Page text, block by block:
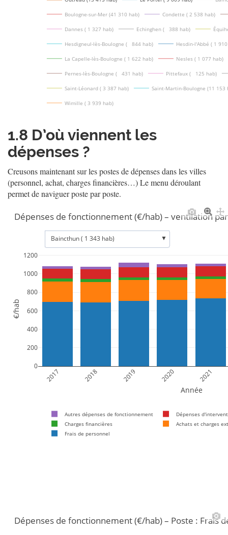
Boulogne-sur-Mer (41 310 hab) Condette ( 2 538 hab)
Dannes ( 1 327 hab) Echinghen (   388 hab)
Hesdigneul-lès-Boulogne (   844 hab) Hesdin-l'Abbé ( 1
La Capelle-lès-Boulogne ( 1 622 hab) Nesles ( 1 077 hab)
Pernes-lès-Boulogne (   431 hab) Pittefaux (   125 hab)
Saint-Léonard ( 3 387 hab) Saint-Martin-Boulogne (11 153
Wimille ( 3 939 hab)
1.8 D’où viennent les
dépenses ?
Creusons maintenant sur les postes de dépenses dans les villes
(personnel, achat, charges financières…) Le menu déroulant
permet de naviguer poste par poste.
2017 2018 2019 2020 2021
0
200
400
600
800
1000
1200
Autres dépenses de fonctionnement
Dépenses
Charges financières
Achats et charges
Frais de personnel
Dépenses de fonctionnement (€/hab) – ventilation
Année
€/hab
Baincthun ( 1 343 hab) ▼
Dépenses de fonctionnement (€/hab) – Poste : Frais